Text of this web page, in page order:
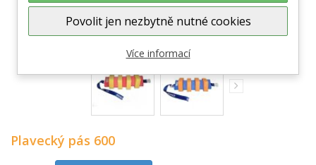
Zobrazit větší
Plavecký pás 600
Povolit jen nezbytně nutné cookies
Více informací